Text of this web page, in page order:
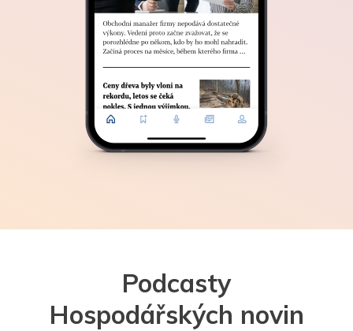
Podcasty
Hospodářských novin